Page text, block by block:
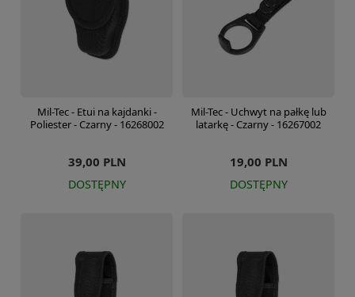
Mil-Tec - Etui na kajdanki -
Poliester - Czarny - 16268002
39,00 PLN
DOSTĘPNY
Mil-Tec - Uchwyt na pałkę lub
latarkę - Czarny - 16267002
19,00 PLN
DOSTĘPNY